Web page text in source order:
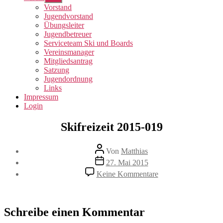
anzeigen
Vorstand
Jugendvorstand
Übungsleiter
Jugendbetreuer
Serviceteam Ski und Boards
Vereinsmanager
Mitgliedsantrag
Satzung
Jugendordnung
Links
Impressum
Login
Skifreizeit 2015-019
Beitragsautor
Von Matthias
Veröffentlichungsdatum
27. Mai 2015
Keine Kommentarezu
Skifreizeit
Schreibe einen Kommentar